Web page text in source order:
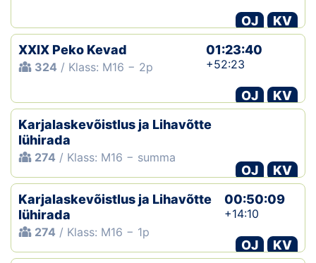
OJ
KV
XXIX Peko Kevad
324 / Klass: M16 − 2p
01:23:40
+52:23
OJ
KV
Karjalaskevõistlus ja Lihavõtte
lühirada
274 / Klass: M16 − summa
OJ
KV
Karjalaskevõistlus ja Lihavõtte
lühirada
274 / Klass: M16 − 1p
00:50:09
+14:10
OJ
KV